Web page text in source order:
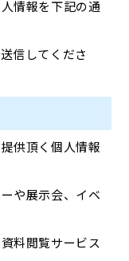
情報を下記の通
信してくださ
供頂く個人情報
や展示会、イベ
料閲覧サービス